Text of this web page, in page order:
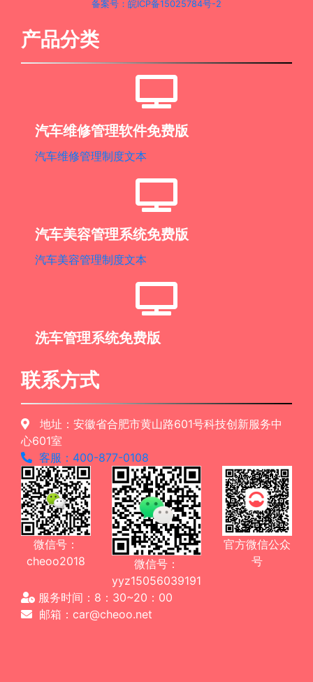
备案号：皖ICP备15025784号-2
产品分类
汽车维修管理软件免费版
汽车维修管理制度文本
汽车美容管理系统免费版
汽车美容管理制度文本
洗车管理系统免费版
联系方式
地址：安徽省合肥市黄山路601号科技创新服务中
心601室
客服：400-877-0108
微信号：
cheoo2018
微信号：
yyz15056039191
官方微信公众
号
服务时间：8：30~20：00
邮箱：car@cheoo.net